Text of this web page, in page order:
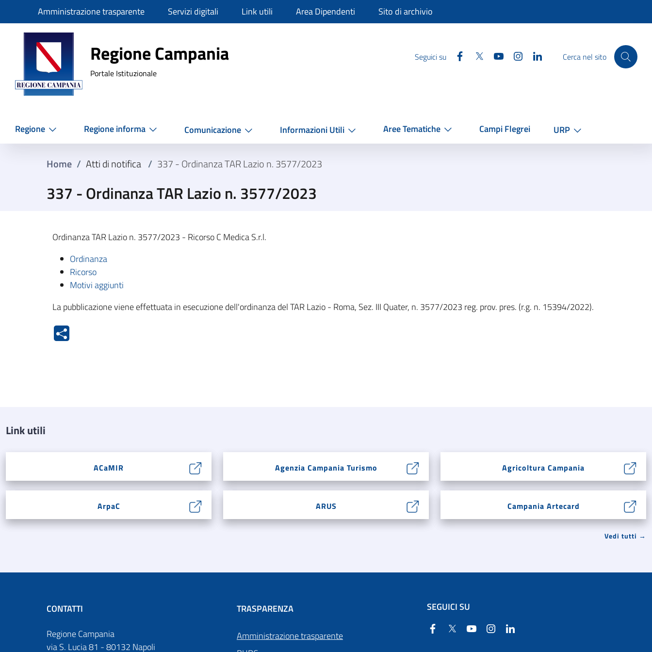
SlimAmministrazione trasparente Servizi digitali Link utili Area Dipendenti Sito di archivio
Regione Campania
Regione Campania
Portale Istituzionale
Seguici su Facebook
Twitter YouTube InstagramLinkedinCerca nel sito
Regione Regione informa Comunicazione Informazioni Utili Aree Tematiche Campi Flegrei URP
Home / Atti di notifica / 337 - Ordinanza TAR Lazio n. 3577/2023
337 - Ordinanza TAR Lazio n. 3577/2023
Ordinanza TAR Lazio n. 3577/2023 - Ricorso C Medica S.r.l.
Ordinanza
Ricorso
Motivi aggiunti
La pubblicazione viene effettuata in esecuzione dell'ordinanza del TAR Lazio - Roma, Sez. III Quater, n. 3577/2023 reg. prov. pres. (r.g. n. 15394/2022).
Link utili
ACaMIR Agenzia Campania Turismo Agricoltura Campania
ArpaC ARUS Campania Artecard
Vedi tutti →
CONTATTI
Regione Campania
via S. Lucia 81 - 80132 Napoli
TRASPARENZA
Amministrazione trasparente
SEGUICI SU
Facebook
Twitter YouTube Instagram